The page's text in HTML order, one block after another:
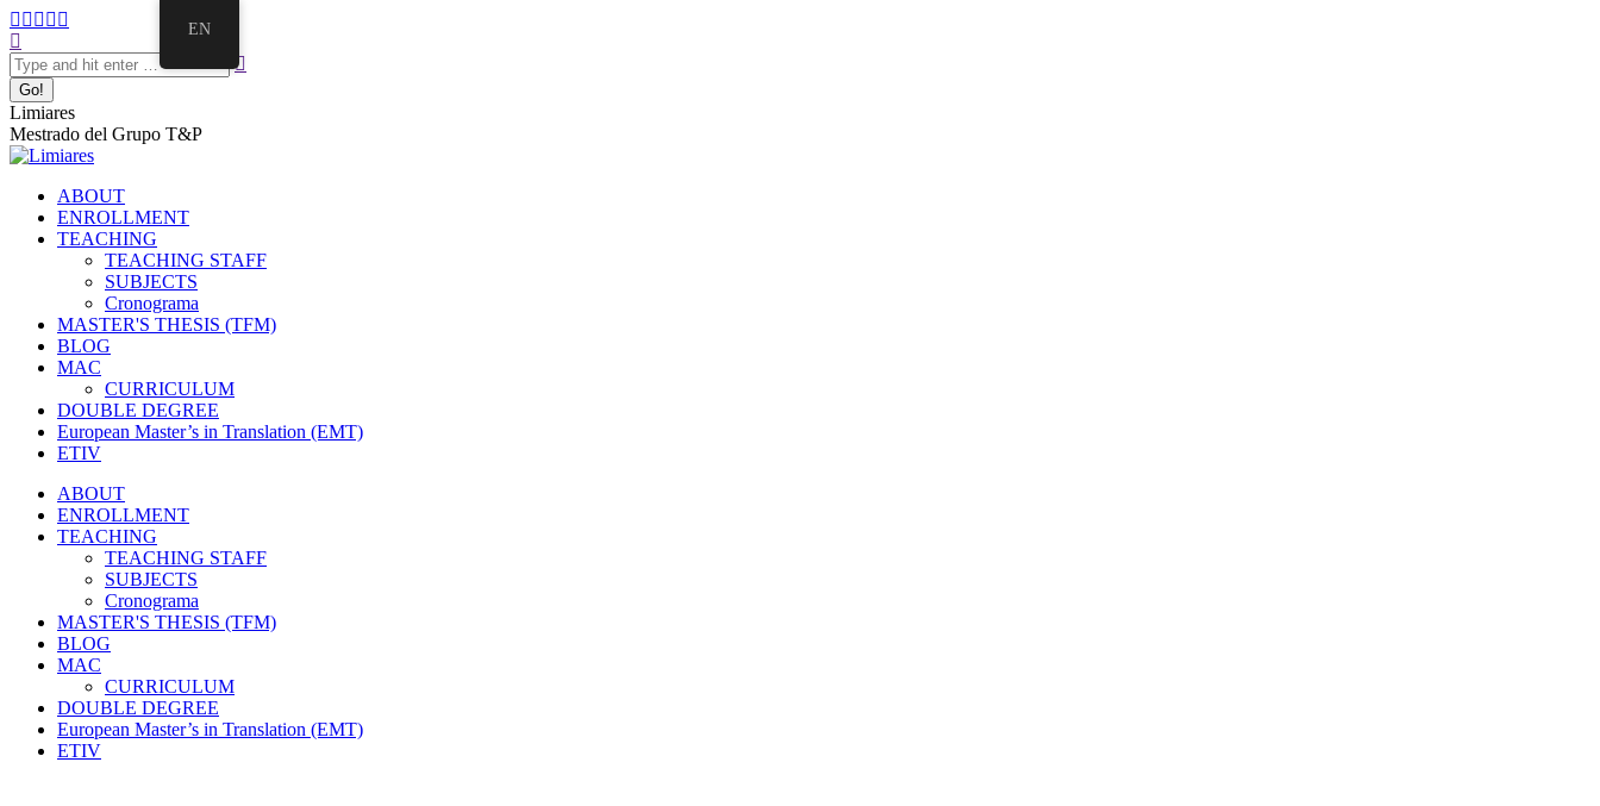
Limiares
Mestrado del Grupo T&P
ABOUT
ENROLLMENT
TEACHING
TEACHING STAFF
SUBJECTS
Cronograma
MASTER'S THESIS (TFM)
BLOG
MAC
CURRICULUM
DOUBLE DEGREE
European Master’s in Translation (EMT)
ETIV
ABOUT
ENROLLMENT
TEACHING
TEACHING STAFF
SUBJECTS
Cronograma
MASTER'S THESIS (TFM)
BLOG
MAC
CURRICULUM
DOUBLE DEGREE
European Master’s in Translation (EMT)
ETIV
EN